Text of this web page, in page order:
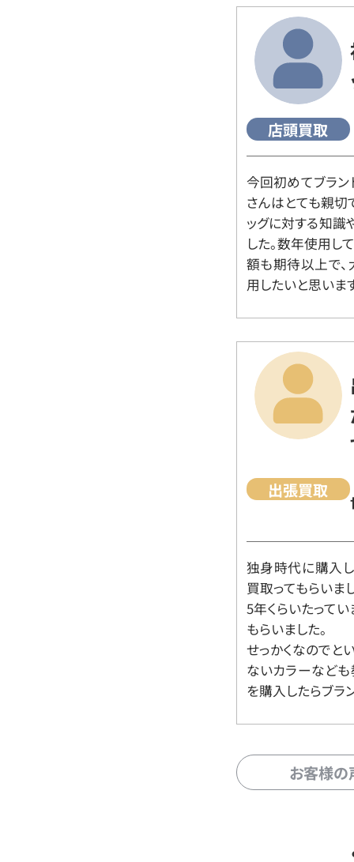
店頭買取
今回初めてブラン
さんはとても親切
ッグに対する知識
した。数年使用し
額も期待以上で、
用したいと思いま
出張買取
独身時代に購入
買取ってもらいま
5年くらいたって
もらいました。
せっかくなのでと
ないカラーなども
を購入したらブラ
お客様